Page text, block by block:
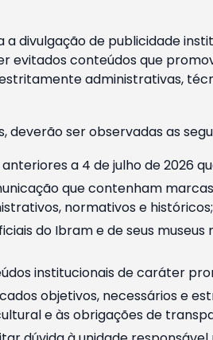
divulgação de publicidade
evitados conteúdos que
administrativas,
deverão ser observadas as
a 4 de julho de 2026
que contenham
normativos e históricos;
do Ibram e de seus
institucionais de caráter
objetivos, necessários e
e às obrigações de